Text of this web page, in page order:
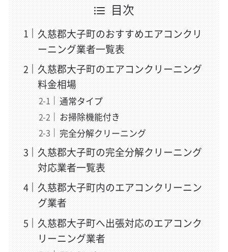
目次
久慈郡大子町のおすすめエアコンクリ
ーニング業者一覧表
久慈郡大子町のエアコンクリーニング
料金相場
通常タイプ
お掃除機能付き
完全分解クリーニング
久慈郡大子町の完全分解クリーニング
対応業者一覧表
久慈郡大子町内のエアコンクリーニン
グ業者
久慈郡大子町へ出張対応のエアコンク
リーニング業者